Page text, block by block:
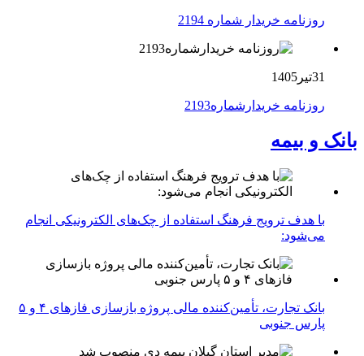
روزنامه خریدار شماره 2194
31تیر1405
روزنامه خریدارشماره2193
بانک و بیمه
با هدف ترویج فرهنگ استفاده از چک‌های الکترونیکی انجام
می‌شود:
بانک تجارت، تأمین‌کننده مالی پروژه بازسازی فازهای ۴ و ۵
پارس جنوبی